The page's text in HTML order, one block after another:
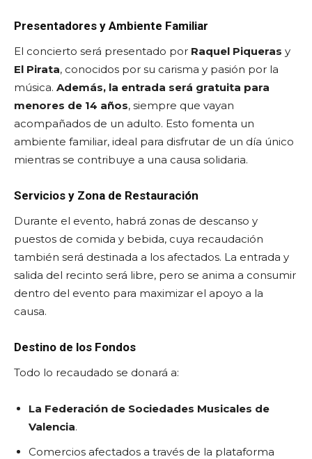
Presentadores y Ambiente Familiar
El concierto será presentado por Raquel Piqueras y
El Pirata, conocidos por su carisma y pasión por la
música. Además, la entrada será gratuita para
menores de 14 años, siempre que vayan
acompañados de un adulto. Esto fomenta un
ambiente familiar, ideal para disfrutar de un día único
mientras se contribuye a una causa solidaria.
Servicios y Zona de Restauración
Durante el evento, habrá zonas de descanso y
puestos de comida y bebida, cuya recaudación
también será destinada a los afectados. La entrada y
salida del recinto será libre, pero se anima a consumir
dentro del evento para maximizar el apoyo a la
causa.
Destino de los Fondos
Todo lo recaudado se donará a:
La Federación de Sociedades Musicales de
Valencia.
Comercios afectados a través de la plataforma